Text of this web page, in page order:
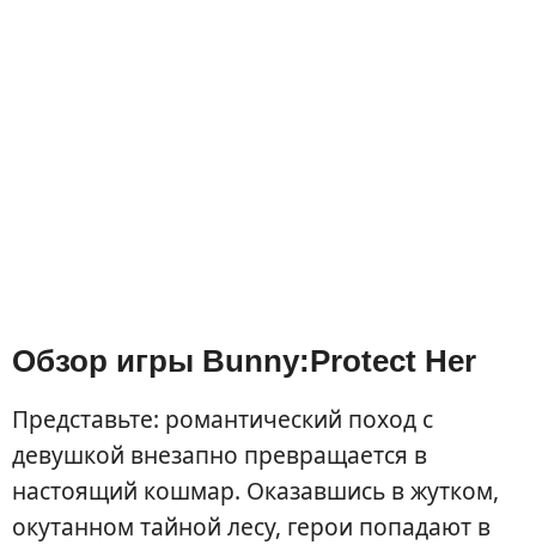
Обзор игры Bunny:Protect Her
Представьте: романтический поход с
девушкой внезапно превращается в
настоящий кошмар. Оказавшись в жутком,
окутанном тайной лесу, герои попадают в